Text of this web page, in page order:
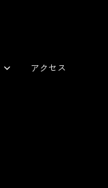
アクセス